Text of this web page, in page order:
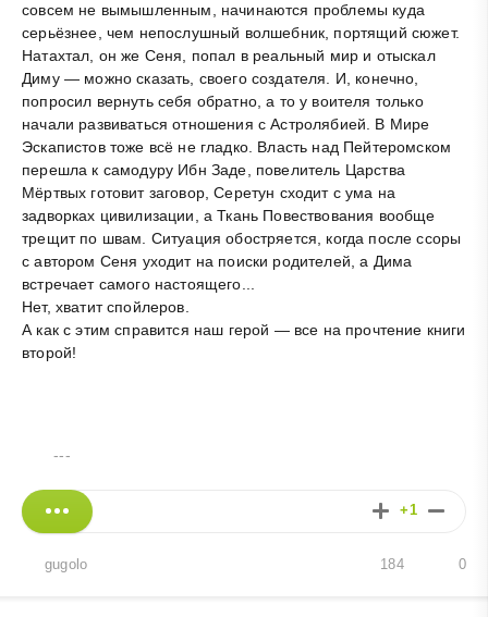
совсем не вымышленным, начинаются проблемы куда
серьёзнее, чем непослушный волшебник, портящий сюжет.
Натахтал, он же Сеня, попал в реальный мир и отыскал
Диму — можно сказать, своего создателя. И, конечно,
попросил вернуть себя обратно, а то у воителя только
начали развиваться отношения с Астролябией. В Мире
Эскапистов тоже всё не гладко. Власть над Пейтеромском
перешла к самодуру Ибн Заде, повелитель Царства
Мёртвых готовит заговор, Серетун сходит с ума на
задворках цивилизации, а Ткань Повествования вообще
трещит по швам. Ситуация обостряется, когда после ссоры
с автором Сеня уходит на поиски родителей, а Дима
встречает самого настоящего...
Нет, хватит спойлеров.
А как с этим справится наш герой — все на прочтение книги
второй!
---
+1
gugolo 0
184